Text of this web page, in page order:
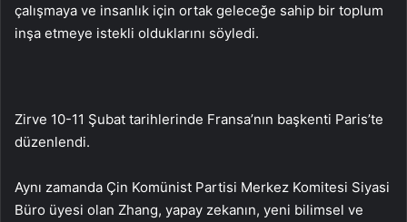
çalışmaya ve insanlık için ortak geleceğe sahip bir toplum
inşa etmeye istekli olduklarını söyledi.
Zirve 10-11 Şubat tarihlerinde Fransa’nın başkenti Paris’te
düzenlendi.
Aynı zamanda Çin Komünist Partisi Merkez Komitesi Siyasi
Büro üyesi olan Zhang, yapay zekanın, yeni bilimsel ve